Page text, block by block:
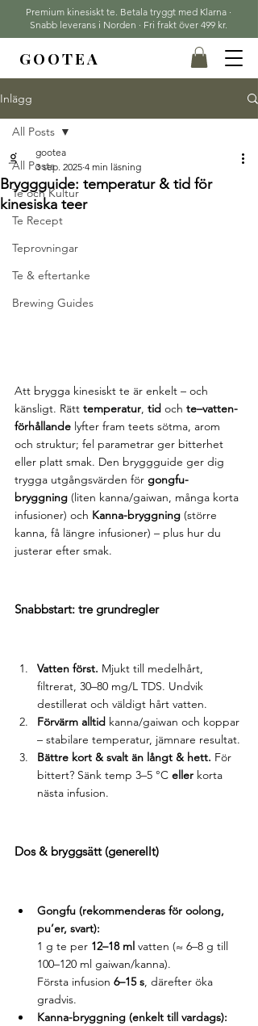
Premium kinesiskt te. Betala tryggt med Klarna ·
Snabb leverans i Norden · Fri frakt över 499 kr.
GOOTEA
Inlägg
All Posts
Te och Kultur
Te Recept
Teprovningar
Te & eftertanke
Brewing Guides
All Posts
Bryggguide: temperatur & tid för
kinesiska teer
gootea
3 sep. 2025 4 min läsning
Att brygga kinesiskt te är enkelt – och
känsligt. Rätt temperatur tid och te–vatten-
förhållande lyfter fram teets sötma, arom
och struktur; fel parametrar ger bitterhet
eller platt smak. Den bryggguide ger dig
trygga utgångsvärden för gongfu-
bryggning (liten kanna/gaiwan, många korta
infusioner) och Kanna-bryggning (större
kanna, få längre infusioner) – plus hur du
justerar efter smak.
Snabbstart: tre grundregler
Vatten först. Mjukt till medelhårt,
filtrerat, 30–80 mg/L TDS. Undvik
destillerat och väldigt hårt vatten.
Förvärm alltid kanna/gaiwan och koppar
– stabilare temperatur, jämnare resultat.
Bättre kort & svalt än långt & hett. För
bittert? Sänk temp 3–5 °C eller korta
nästa infusion.
Dos & bryggsätt (generellt)
Gongfu (rekommenderas för oolong,
pu’er, svart):
1 g te per 12–18 ml vatten (≈ 6–8 g till
100–120 ml gaiwan/kanna).
Första infusion 6–15 s , därefter öka
gradvis.
Kanna-bryggning (enkelt till vardags):